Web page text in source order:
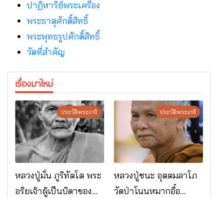
ปาฏิหาริย์พระเครื่อง
พระธาตุศักดิ์สิทธิ์
พระพุทธรูปศักดิ์สิทธิ์
วัดที่สําคัญ
เรื่องมาใหม่
ประวัติพระเกจิ
หลวงปู่มั่น ภูริทัตโต พระ
อริยเจ้าผู้เป็นบิดาของ
ประวัติพระเกจิ
หลวงปู่ชนะ อุตตมลาโภ
วัดป่าโนนหมากอื๋อ